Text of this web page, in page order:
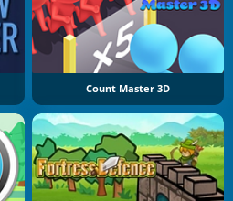
Count Master 3D